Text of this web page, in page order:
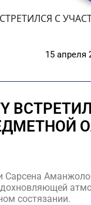
ВСТРЕТИЛСЯ
15 апреля
Сарсена
состязании.